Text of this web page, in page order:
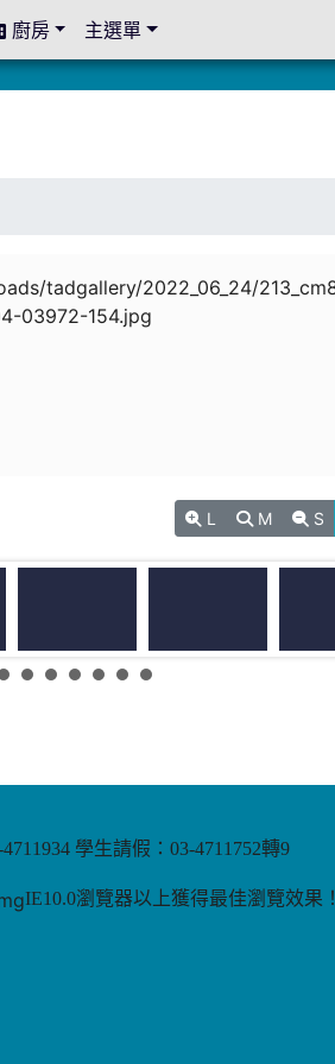
L M S
學生請假：03-4711752轉9
IE10.0瀏覽器以上獲得最佳瀏覽效果！
廚房 主選單